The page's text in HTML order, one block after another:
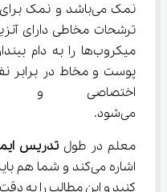
اختصاصی و
می‌شود.
معلم در طول تدریس
اشاره می‌کند و
کنید و این مطالب را به